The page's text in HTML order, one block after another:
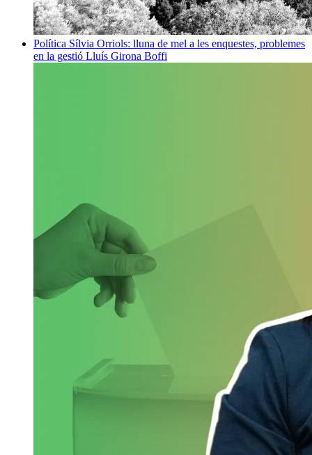
Política Sílvia Orriols: lluna de mel a les enquestes, problemes
en la gestió Lluís Girona Boffi